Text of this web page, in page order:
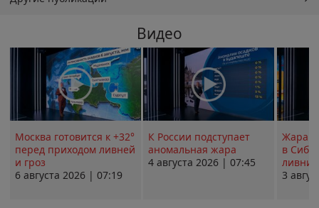
Видео
Москва готовится к +32°
перед приходом ливней
и гроз
6 августа 2026 | 07:19
К России подступает
аномальная жара
4 августа 2026 | 07:45
Жара в
в
ливни
3